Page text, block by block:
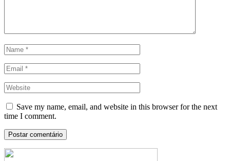
Save my name, email, and website in this browser for the next
time I comment.